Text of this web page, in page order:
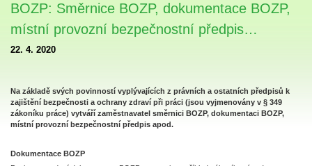
BOZP: Směrnice BOZP, dokumentace BOZP,
místní provozní bezpečnostní předpis…
22. 4. 2020
Na základě svých povinností vyplývajících z právních a ostatních předpisů k
zajištění bezpečnosti a ochrany zdraví při práci (jsou vyjmenovány v § 349
zákoníku práce) vytváří zaměstnavatel směrnici BOZP, dokumentaci BOZP,
místní provozní bezpečnostní předpis apod.
Dokumentace BOZP